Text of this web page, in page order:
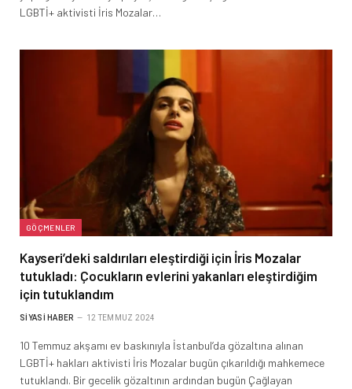
LGBTİ+ aktivisti İris Mozalar…
GÖÇMENLER
Kayseri’deki saldırıları eleştirdiği için İris Mozalar
tutukladı: Çocukların evlerini yakanları eleştirdiğim
için tutuklandım
SIYASI HABER 12 TEMMUZ 2024
10 Temmuz akşamı ev baskınıyla İstanbul’da gözaltına alınan
LGBTİ+ hakları aktivisti İris Mozalar bugün çıkarıldığı mahkemece
tutuklandı. Bir gecelik gözaltının ardından bugün Çağlayan